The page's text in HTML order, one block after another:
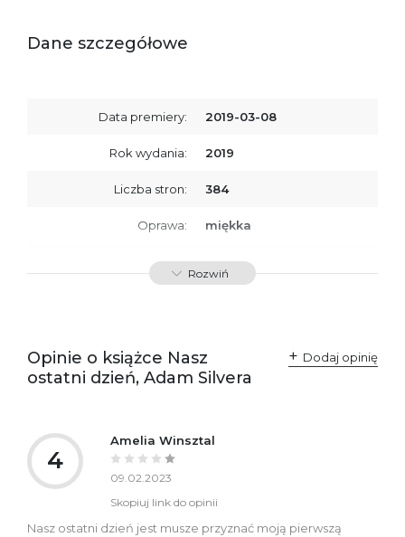
Dane szczegółowe
Data premiery: 2019-03-08
Rok wydania: 2019
Liczba stron: 384
Oprawa: miękka
ISBN 9788379761159
Rozwiń
Opinie o książce Nasz
ostatni dzień, Adam Silvera
Dodaj opinię
4
Amelia Winsztal
09.02.2023
Skopiuj link do opinii
Nasz ostatni dzień jest musze przyznać moją pierwszą